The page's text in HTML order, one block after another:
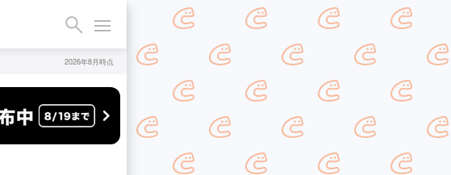
2026年8月時点